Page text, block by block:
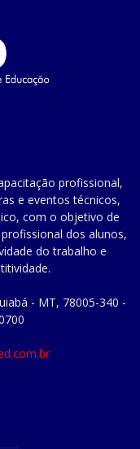
profissional,
e eventos técnicos,
com o objetivo de
dos alunos,
do trabalho e
- MT, 78005-340 -